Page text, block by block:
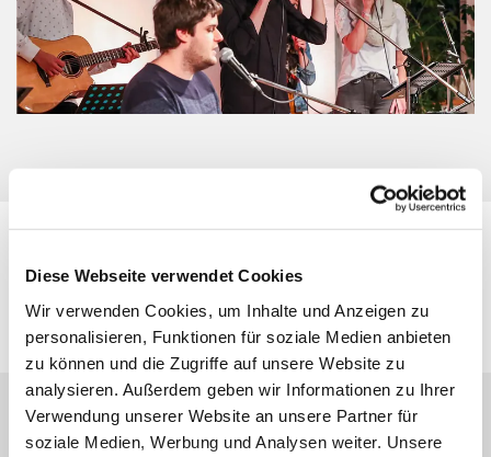
Diese Webseite verwendet Cookies
Wir verwenden Cookies, um Inhalte und Anzeigen zu
personalisieren, Funktionen für soziale Medien anbieten
zu können und die Zugriffe auf unsere Website zu
analysieren. Außerdem geben wir Informationen zu Ihrer
Verwendung unserer Website an unsere Partner für
soziale Medien, Werbung und Analysen weiter. Unsere
Kulturelle Tradition
lebendig werden lassen!